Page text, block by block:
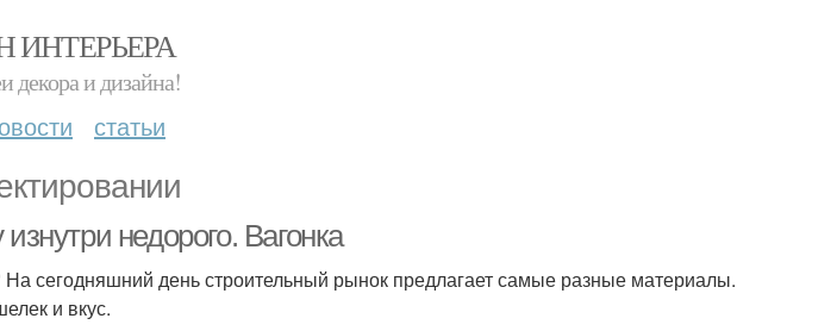
ИНТЕРЬЕРА
декора и дизайна!
статьи
недорого. Вагонка
На сегодняшний день строительный рынок предлагает самые разные материалы.
и вкус.